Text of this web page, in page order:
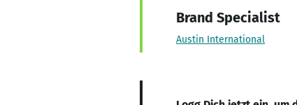
Brand Specialist
Austin International